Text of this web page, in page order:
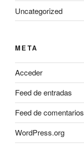
Uncategorized
META
Acceder
Feed de entradas
Feed de comentarios
WordPress.org